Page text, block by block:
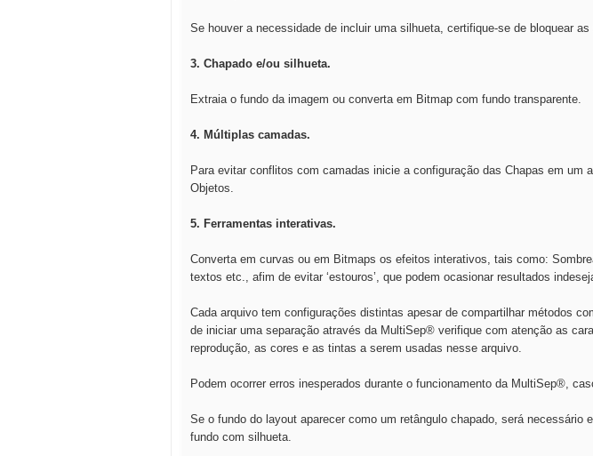
Se houver a necessidade de incluir uma silhueta, certifique-se de bloquear
3. Chapado e/ou silhueta.
Extraia o fundo da imagem ou converta em Bitmap com fundo transparente.
4. Múltiplas camadas.
Para evitar conflitos com camadas inicie a configuração das Chapas em
Objetos.
5. Ferramentas interativas.
Converta em curvas ou em Bitmaps os efeitos interativos, tais como:
textos etc., afim de evitar ‘estouros’, que podem ocasionar resultados
Cada arquivo tem configurações distintas apesar de compartilhar métodos
de iniciar uma separação através da MultiSep® verifique com atenção as
reprodução, as cores e as tintas a serem usadas nesse arquivo.
Podem ocorrer erros inesperados durante o funcionamento da MultiSep®,
Se o fundo do layout aparecer como um retângulo chapado, será
fundo com silhueta.